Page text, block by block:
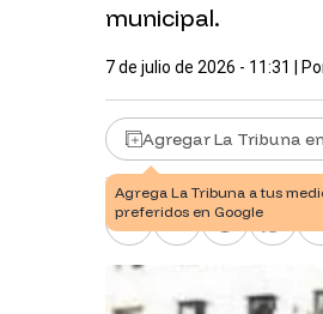
municipal.
7 de julio de 2026 - 11:31 |
Agregar La Tribuna en
Facebook
X Telegram